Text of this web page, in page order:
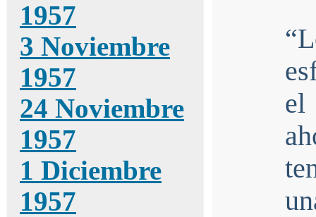
1957
3 Noviembre
1957
24 Noviembre
1957
1 Diciembre
1957
el